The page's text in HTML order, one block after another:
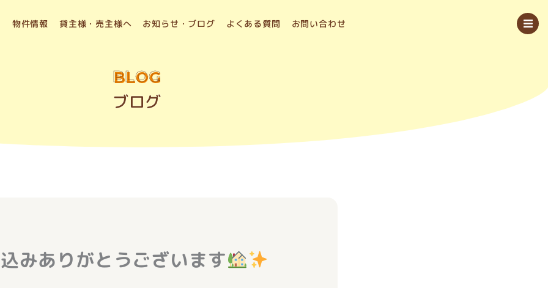
物件情報 貸主様・売主様へ お知らせ・ブログ よくある質問 お問い合わせ
BLOG
ブログ
みありがとうございます